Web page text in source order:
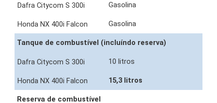
Gasolina
Gasolina
Tanque de combustível (incluíndo reserva)
10 litros
15,3 litros
Reserva de combustível